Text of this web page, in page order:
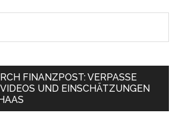
FINANZPOST: VERPASSE
UND EINSCHÄTZUNGEN